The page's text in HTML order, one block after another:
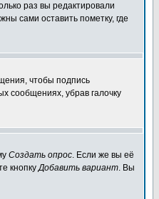
раз вы редактировали
сами оставить пометку, где
чтобы подпись
сообщениях, убрав галочку
Создать опрос. Если же вы её
кнопкуДобавить вариант. Вы